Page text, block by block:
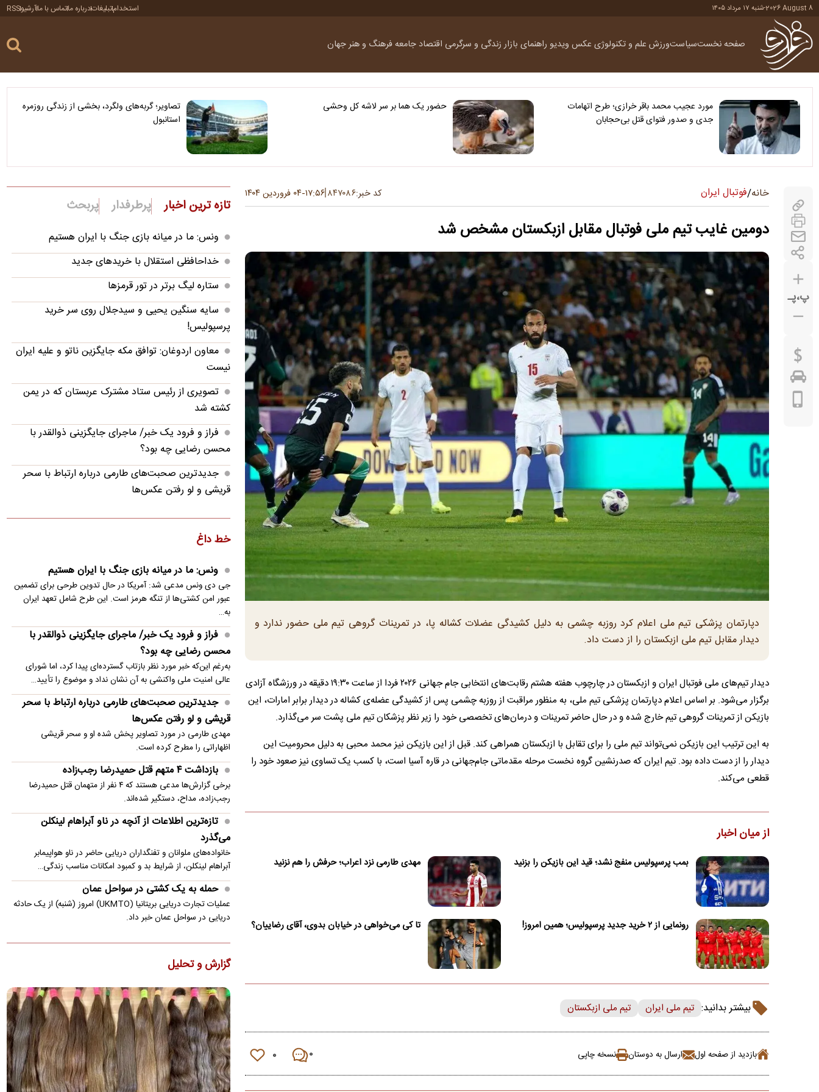
2026 August 8
-شنبه ۱۷ مرداد ۱۴۰۵ استخدامتبلیغاتدرباره ماتماس با ماآرشیوRSS
صفحه نخستسیاستورزش علم و تکنولوژی عکس ویدیو راهنمای بازارزندگی و سرگرمی اقتصاد جامعهفرهنگ و هنرجهان
مورد عجیب محمد باقر خرازی؛ طرح اتهامات
جدی و صدور فتوای قتل بی‌حجابان
حضور یک هما بر سر لاشه‌ کل وحشی
تصاویر؛ گربه‌های ولگرد، بخشی از زندگی روزمره
استانبول
پ،پـ
خانه/فوتبال ایران کد خبر:۸۴۷۰۸۶ ۱۷:۵۶-۰۴ فروردین ۱۴۰۴
دومین غایب تیم ملی فوتبال مقابل ازبکستان مشخص شد
دپارتمان پزشکی تیم ملی اعلام کرد روزبه چشمی به دلیل کشیدگی عضلات کشاله پا، در تمرینات گروهی تیم ملی حضور ندارد و
دیدار مقابل تیم ملی ازبکستان را از دست داد.
دیدار تیم‌های ملی فوتبال ایران و ازبکستان در چارچوب هفته هشتم رقابت‌های انتخابی جام جهانی ۲۰۲۶ فردا از ساعت ۱۹:۳۰ دقیقه در ورزشگاه آزادی
برگزار می‌شود. بر اساس اعلام دپارتمان پزشکی تیم ملی، به منظور مراقبت از روزبه چشمی پس از کشیدگی عضله‌ی کشاله در دیدار برابر امارات، این
بازیکن از تمرینات گروهی تیم خارج شده و در حال حاضر تمرینات و درمان‌های تخصصی خود را زیر نظر پزشکان تیم ملی پشت سر می‌گذارد.
به این ترتیب این بازیکن نمی‌تواند تیم ملی را برای تقابل با ازبکستان همراهی کند. قبل از این بازیکن نیز محمد محبی به دلیل محرومیت این
دیدار را از دست داده بود. تیم ایران که صدرنشین گروه نخست مرحله مقدماتی جام‌جهانی در قاره آسیا است، با کسب یک تساوی نیز صعود خود را
قطعی می‌کند.
از میان اخبار
بمب پرسپولیس منفج نشد؛ قید این بازیکن را بزنید مهدی طارمی نزد اعراب؛ حرفش را هم نزنید
رونمایی از ۲ خرید جدید پرسپولیس؛ همین امروز! تا کی می‌خواهی در خیابان بدوی، آقای رضاییان؟
بیشتر بدانید: تیم ملی ایران تیم ملی ازبکستان
بازدید از صفحه اول ارسال به دوستان نسخه چاپی ۰ ۰
تازه ترین اخبار پرطرفدار پربحث
ونس: ما در میانه بازی جنگ با ایران هستیم
خداحافظی استقلال با خریدهای جدید
ستاره لیگ برتر در تور قرمزها
سایه سنگین یحیی و سیدجلال روی سر خرید
پرسپولیس!
معاون اردوغان: توافق مکه جایگزین ناتو و علیه ایران
نیست
تصویری از رئیس ستاد مشترک عربستان که در یمن
کشته شد
فراز و فرود یک خبر/ ماجرای جایگزینی ذوالقدر با
محسن رضایی چه بود؟
جدیدترین صحبت‌های طارمی درباره ارتباط با سحر
قریشی و لو رفتن عکس‌ها
بازداشت ۴ متهم قتل حمیدرضا رجب‌زاده
بی‌اعتمادی ایران به آمریکا بر مذاکرات هرمز با عمان
سایه انداخته است
تصاویری زیبا از باران تابستانی در ارتفاعات دماوند
زلنسکی برای خرید پدافند هوایی به اسرائیل رو
انداخت
سقوط بالگرد سیکورسکی آمریکا و وضعیت ۲ خلبان
خط داغ
ونس: ما در میانه بازی جنگ با ایران هستیم
جی دی ونس مدعی شد: آمریکا در حال تدوین طرحی برای تضمین
عبور امن کشتی‌ها از تنگه هرمز است. این طرح شامل تعهد ایران
به…
فراز و فرود یک خبر/ ماجرای جایگزینی ذوالقدر با
محسن رضایی چه بود؟
به‌رغم این‌که خبر مورد نظر بازتاب گسترده‌ای پیدا کرد، اما شورای
عالی امنیت ملی واکنشی به آن نشان نداد و موضوع را تأیید…
جدیدترین صحبت‌های طارمی درباره ارتباط با سحر
قریشی و لو رفتن عکس‌ها
مهدی طارمی در مورد تصاویر پخش شده او و سحر قریشی
اظهاراتی را مطرح کرده است.
بازداشت ۴ متهم قتل حمیدرضا رجب‌زاده
برخی گزارش‌ها مدعی هستند که ۴ نفر از متهمان قتل حمیدرضا
رجب‌زاده، مداح، دستگیر شده‌اند.
تازه‌ترین اطلاعات از آنچه در ناو آبراهام لینکلن
می‌گذرد
خانواده‌های ملوانان و تفنگداران دریایی حاضر در ناو هواپیمابر
آبراهام لینکلن، از شرایط بد و کمبود امکانات مناسب زندگی…
حمله به یک کشتی در سواحل عمان
عملیات تجارت دریایی بریتانیا (UKMTO) امروز (شنبه) از یک حادثه
دریایی در سواحل عمان خبر داد.
ذوالقدر: شورای عالی امنیت ملی هرگز کوتاه نخواهد
آمد
دبیر شورای عالی امنیت ملی با بیان اینکه تا آمریکا رفتارش را
تصحیح نکند، تنگه هرمز باز نخواهد شد، گفت: شورای عالی امنیت…
راهنمای خرید خودرو با یک میلیارد بودجه
خریداران با بوجه کمتر از یک میلیارد تومان می‌توانند سراغ
خودروهای کارکرده کوییک، ساینا، تیبا و پژو پارس بروند
کنایه نماینده پایداری به پزشکیان/ دستاوردتان این
است که قحطی نیامد؟!
گزارش و تحلیل